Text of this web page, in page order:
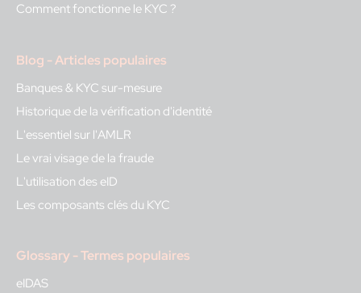
Comment fonctionne le KYC ?
Blog - Articles populaires
Banques & KYC sur-mesure
Historique de la vérification d'identité
L'essentiel sur l'AMLR
Le vrai visage de la fraude
L'utilisation des eID
Les composants clés du KYC
Glossary - Termes populaires
eIDAS